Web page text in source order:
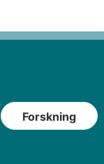
Forskning